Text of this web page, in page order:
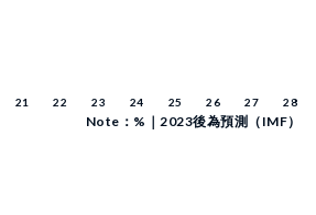
Note：%｜2023後為預測（IMF）